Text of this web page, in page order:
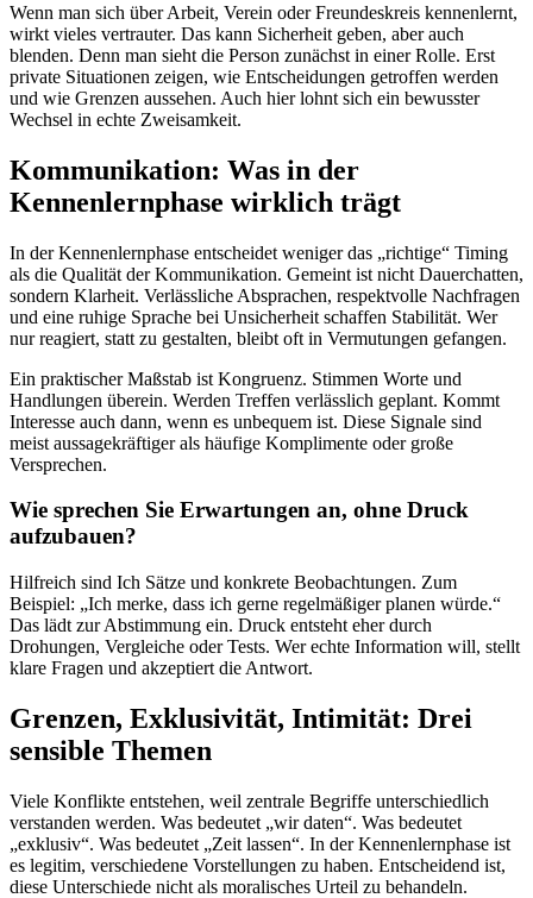
Wenn man sich über Arbeit, Verein oder Freundeskreis kennenlernt,
wirkt vieles vertrauter. Das kann Sicherheit geben, aber auch
blenden. Denn man sieht die Person zunächst in einer Rolle. Erst
private Situationen zeigen, wie Entscheidungen getroffen werden
und wie Grenzen aussehen. Auch hier lohnt sich ein bewusster
Wechsel in echte Zweisamkeit.
Kommunikation: Was in der
Kennenlernphase wirklich trägt
In der Kennenlernphase entscheidet weniger das „richtige“ Timing
als die Qualität der Kommunikation. Gemeint ist nicht Dauerchatten,
sondern Klarheit. Verlässliche Absprachen, respektvolle Nachfragen
und eine ruhige Sprache bei Unsicherheit schaffen Stabilität. Wer
nur reagiert, statt zu gestalten, bleibt oft in Vermutungen gefangen.
Ein praktischer Maßstab ist Kongruenz. Stimmen Worte und
Handlungen überein. Werden Treffen verlässlich geplant. Kommt
Interesse auch dann, wenn es unbequem ist. Diese Signale sind
meist aussagekräftiger als häufige Komplimente oder große
Versprechen.
Wie sprechen Sie Erwartungen an, ohne Druck
aufzubauen?
Hilfreich sind Ich Sätze und konkrete Beobachtungen. Zum
Beispiel: „Ich merke, dass ich gerne regelmäßiger planen würde.“
Das lädt zur Abstimmung ein. Druck entsteht eher durch
Drohungen, Vergleiche oder Tests. Wer echte Information will, stellt
klare Fragen und akzeptiert die Antwort.
Grenzen, Exklusivität, Intimität: Drei
sensible Themen
Viele Konflikte entstehen, weil zentrale Begriffe unterschiedlich
verstanden werden. Was bedeutet „wir daten“. Was bedeutet
„exklusiv“. Was bedeutet „Zeit lassen“. In der Kennenlernphase ist
es legitim, verschiedene Vorstellungen zu haben. Entscheidend ist,
diese Unterschiede nicht als moralisches Urteil zu behandeln.